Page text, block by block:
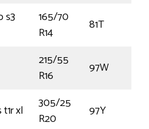
s3
165/70
R14
81T
215/55
R16
97W
xl
305/25
R20
97Y